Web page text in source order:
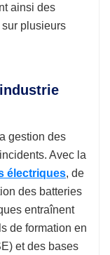
ainsi des
plusieurs
gestion des
Avec la
électriques, de
des batteries
entraînent
de formation en
et des bases